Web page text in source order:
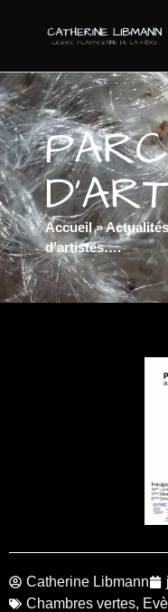
Accueil»Actualités
d’artistes….
Catherine Libmann
Chambres vertes,